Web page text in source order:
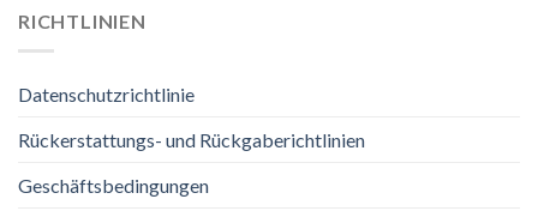
RICHTLINIEN
Datenschutzrichtlinie
Rückerstattungs- und Rückgaberichtlinien
Geschäftsbedingungen